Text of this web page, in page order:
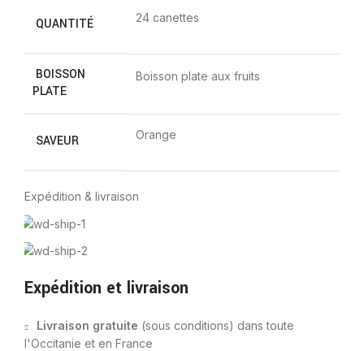
QUANTITÉ 24 canettes
BOISSON
PLATE
Boisson plate aux fruits
SAVEUR Orange
Expédition & livraison
Expédition et livraison
Livraison gratuite (sous conditions) dans toute
l'Occitanie et en France